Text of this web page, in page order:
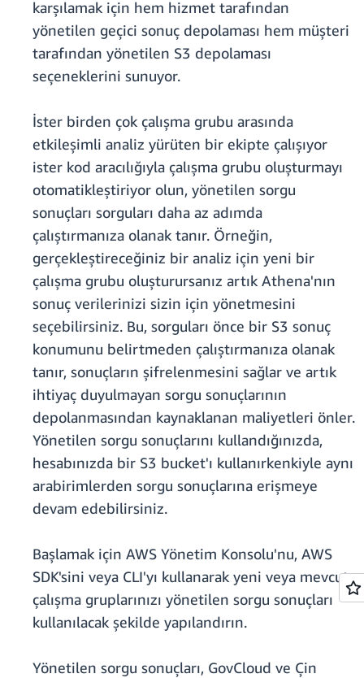
karşılamak için hem hizmet tarafından
yönetilen geçici sonuç depolaması hem müşteri
tarafından yönetilen S3 depolaması
seçeneklerini sunuyor.
İster birden çok çalışma grubu arasında
etkileşimli analiz yürüten bir ekipte çalışıyor
ister kod aracılığıyla çalışma grubu oluşturmayı
otomatikleştiriyor olun, yönetilen sorgu
sonuçları sorguları daha az adımda
çalıştırmanıza olanak tanır. Örneğin,
gerçekleştireceğiniz bir analiz için yeni bir
çalışma grubu oluşturursanız artık Athena'nın
sonuç verilerinizi sizin için yönetmesini
seçebilirsiniz. Bu, sorguları önce bir S3 sonuç
konumunu belirtmeden çalıştırmanıza olanak
tanır, sonuçların şifrelenmesini sağlar ve artık
ihtiyaç duyulmayan sorgu sonuçlarının
depolanmasından kaynaklanan maliyetleri önler.
Yönetilen sorgu sonuçlarını kullandığınızda,
hesabınızda bir S3 bucket'ı kullanırkenkiyle aynı
arabirimlerden sorgu sonuçlarına erişmeye
devam edebilirsiniz.
Başlamak için AWS Yönetim Konsolu'nu, AWS
SDK'sini veya CLI'yı kullanarak yeni veya mevcut
çalışma gruplarınızı yönetilen sorgu sonuçları
kullanılacak şekilde yapılandırın.
Yönetilen sorgu sonuçları, GovCloud ve Çin